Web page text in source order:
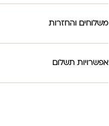
משלוחים והחזרות
אפשרויות תשלום